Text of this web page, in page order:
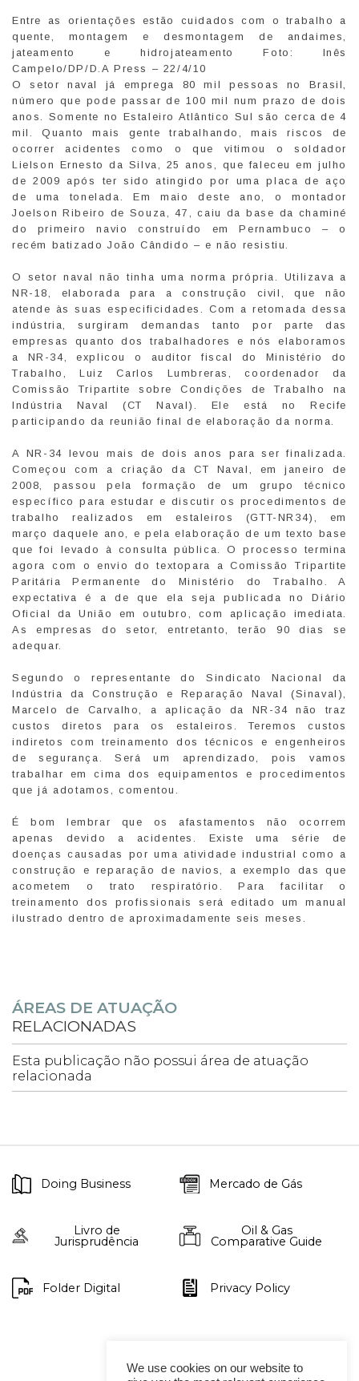
Entre as orientações estão cuidados com o trabalho a
quente, montagem e desmontagem de andaimes,
jateamento e hidrojateamento Foto: Inês
Campelo/DP/D.A Press – 22/4/10
O setor naval já emprega 80 mil pessoas no Brasil,
número que pode passar de 100 mil num prazo de dois
anos. Somente no Estaleiro Atlântico Sul são cerca de 4
mil. Quanto mais gente trabalhando, mais riscos de
ocorrer acidentes como o que vitimou o soldador
Lielson Ernesto da Silva, 25 anos, que faleceu em julho
de 2009 após ter sido atingido por uma placa de aço
de uma tonelada. Em maio deste ano, o montador
Joelson Ribeiro de Souza, 47, caiu da base da chaminé
do primeiro navio construído em Pernambuco – o
recém batizado João Cândido – e não resistiu.
O setor naval não tinha uma norma própria. Utilizava a
NR-18, elaborada para a construção civil, que não
atende às suas especificidades. Com a retomada dessa
indústria, surgiram demandas tanto por parte das
empresas quanto dos trabalhadores e nós elaboramos
a NR-34, explicou o auditor fiscal do Ministério do
Trabalho, Luiz Carlos Lumbreras, coordenador da
Comissão Tripartite sobre Condições de Trabalho na
Indústria Naval (CT Naval). Ele está no Recife
participando da reunião final de elaboração da norma.
A NR-34 levou mais de dois anos para ser finalizada.
Começou com a criação da CT Naval, em janeiro de
2008, passou pela formação de um grupo técnico
específico para estudar e discutir os procedimentos de
trabalho realizados em estaleiros (GTT-NR34), em
março daquele ano, e pela elaboração de um texto base
que foi levado à consulta pública. O processo termina
agora com o envio do textopara a Comissão Tripartite
Paritária Permanente do Ministério do Trabalho. A
expectativa é a de que ela seja publicada no Diário
Oficial da União em outubro, com aplicação imediata.
As empresas do setor, entretanto, terão 90 dias se
adequar.
Segundo o representante do Sindicato Nacional da
Indústria da Construção e Reparação Naval (Sinaval),
Marcelo de Carvalho, a aplicação da NR-34 não traz
custos diretos para os estaleiros. Teremos custos
indiretos com treinamento dos técnicos e engenheiros
de segurança. Será um aprendizado, pois vamos
trabalhar em cima dos equipamentos e procedimentos
que já adotamos, comentou.
É bom lembrar que os afastamentos não ocorrem
apenas devido a acidentes. Existe uma série de
doenças causadas por uma atividade industrial como a
construção e reparação de navios, a exemplo das que
acometem o trato respiratório. Para facilitar o
treinamento dos profissionais será editado um manual
ilustrado dentro de aproximadamente seis meses.
ÁREAS DE ATUAÇÃO
RELACIONADAS
Esta publicação não possui área de atuação
relacionada
Doing Business Mercado de Gás
Livro de
Jurisprudência
Oil & Gas
Comparative Guide
Folder Digital Privacy Policy
We use cookies on our website to